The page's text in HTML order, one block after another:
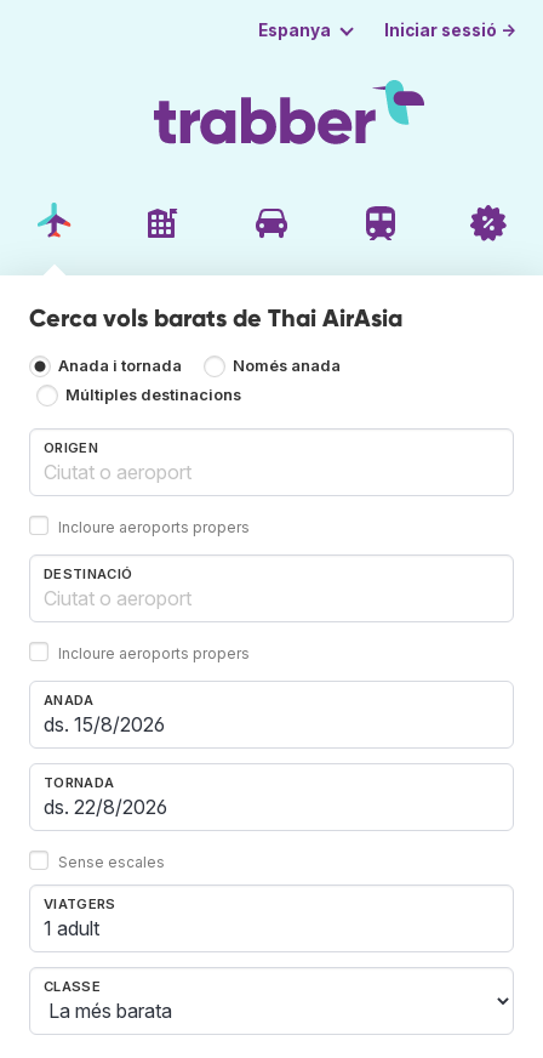
Espanya Iniciar sessió →
Cerca vols barats de Thai AirAsia
Anada i tornada
Només anada
Múltiples destinacions
ORIGEN
Incloure aeroports propers
DESTINACIÓ
Incloure aeroports propers
ANADA
TORNADA
Sense escales
VIATGERS
1 adult
CLASSE